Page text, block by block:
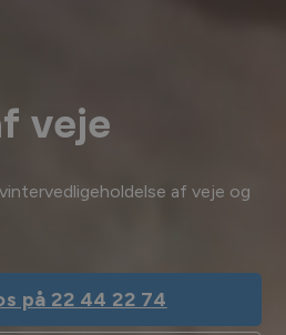
veje
af veje og
på 22 44 22 74